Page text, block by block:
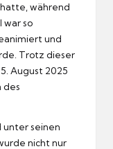
während
war so
und
Trotz dieser
August 2025
des
unter seinen
nicht nur